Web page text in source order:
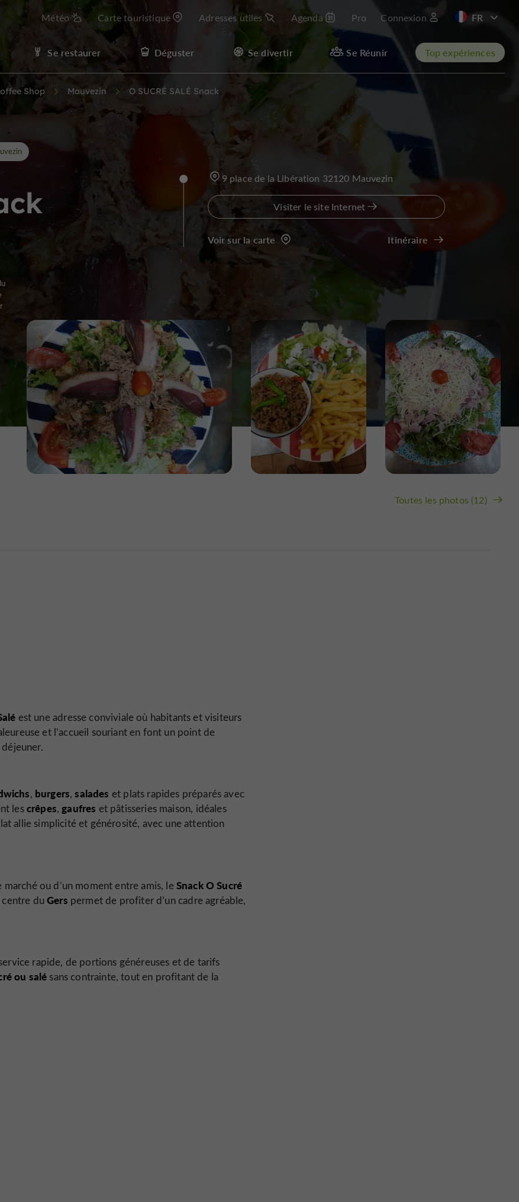
Météo Carte touristique Adresses utiles Agenda Pro Connexion
EN
Se restaurer Déguster Se divertir Se Réunir Top expériences
Shop Mauvezin O SUCRÉ SALÉ Snack
Toutes les photos (12)
9 place de la Libération 32120 Mauvezin
Visiter le site Internet
Voir sur la carte Itinéraire
est une adresse conviviale où habitants et visiteurs
et l’accueil souriant en font un point de
, burgers,salades et plats rapides préparés avec
lescrêpes,gaufres et pâtisseries maison, idéales
allie simplicité et générosité, avec une attention
marché ou d’un moment entre amis, leSnack O Sucré
centre duGers permet de profiter d’un cadre agréable,
rapide, de portions généreuses et de tarifs
ou salé sans contrainte, tout en profitant de la